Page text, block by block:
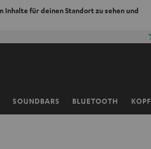
Inhalte für deinen Standort zu sehen und
SOUNDBARS BLUETOOTH